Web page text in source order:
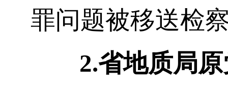
罪问题被移送检
2.省地质局